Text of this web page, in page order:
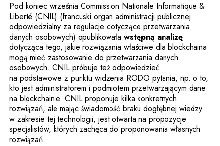
Pod koniec września Commission Nationale Informatique &
Liberté (CNIL) (francuski organ administracji publicznej
odpowiedzialny za regulacje dotyczące przetwarzania
danych osobowych) opublikowaławstępną analizęUwaga,
dotycząca tego, jakie rozwiązania właściwe dla blockchaina
mogą mieć zastosowanie do przetwarzania danych
osobowych. CNIL próbuje też odpowiedzieć
na podstawowe z punktu widzenia RODO pytania, np. o to,
kto jest administratorem i podmiotem przetwarzającym dane
na blockchainie. CNIL proponuje kilka konkretnych
rozwiązań, ale mając świadomość braku dogłębnej wiedzy
w zakresie tej technologii, jest otwarta na propozycje
specjalistów, których zachęca do proponowania własnych
rozwiązań.